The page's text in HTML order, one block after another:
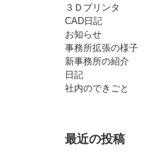
３Ｄプリンタ
CAD日記
お知らせ
事務所拡張の様子
新事務所の紹介
日記
社内のできごと
最近の投稿